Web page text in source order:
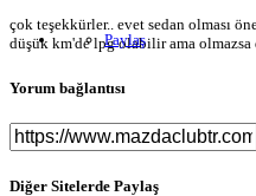
Paylaş
çok teşekkürler.. evet sedan olması
düşük km'de lpg olabilir ama olmazsa
Yorum bağlantısı
Diğer Sitelerde Paylaş